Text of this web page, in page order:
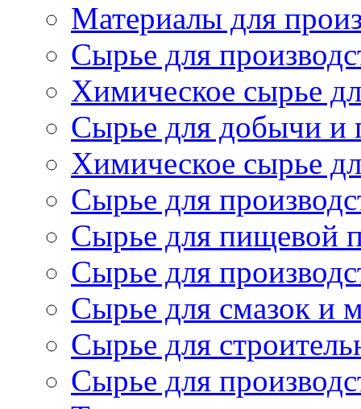
Материалы для
Сырье для
Химическое сырье
Сырье для добычи и
Химическое сырье
Сырье для
Сырье для пищевой
Сырье для
Сырье для смазок и
Сырье для
Сырье для